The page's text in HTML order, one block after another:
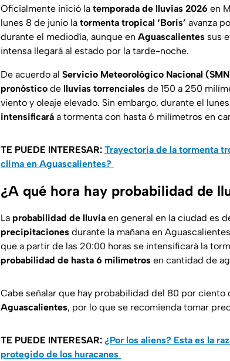
Oficialmente inició la temporada de lluvias 2026 en
lunes 8 de junio la tormenta tropical ‘Boris’ avanza
durante el mediodía, aunque en Aguascalientes sus
intensa llegará al estado por la tarde-noche.
De acuerdo al Servicio Meteorológico Nacional
pronóstico de lluvias torrenciales de 150 a 250
viento y oleaje elevado. Sin embargo, durante el
intensificará a tormenta con hasta 6 milímetros en
TE PUEDE INTERESAR: Trayectoria de la tormenta
clima en Aguascalientes?
¿A qué hora hay probabilidad de
La probabilidad de lluvia en general en la ciudad es
precipitaciones durante la mañana en
que a partir de las 20:00 horas se intensificará la
probabilidad de hasta 6 milímetros en cantidad de
Cabe señalar que hay probabilidad del 80 por ciento
Aguascalientes, por lo que se recomienda tomar
TE PUEDE INTERESAR: ¿Por los aliens? Esta es la
protegido de los huracanes